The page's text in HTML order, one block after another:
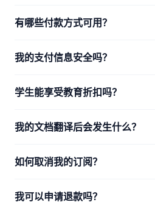
有哪些付款方式可用？
我的支付信息安全吗？
学生能享受教育折扣吗？
我的文档翻译后会发生什么？
如何取消我的订阅？
我可以申请退款吗？